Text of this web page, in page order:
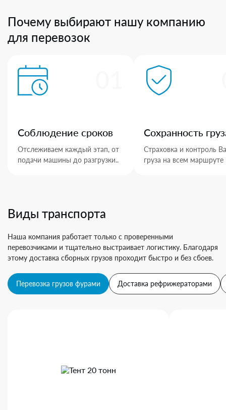
Почему выбирают нашу компанию
для перевозок
Соблюдение сроков
Отслеживаем каждый этап, от
подачи машины до разгрузки..
Сохранность
Страховка и контроль
груза на всем маршруте
Виды транспорта
Наша компания работает только с проверенными
перевозчиками и тщательно выстраивает логистику. Благодаря
этому доставка сборных грузов проходит быстро и без сбоев.
Перевозка грузов фурами Доставка рефрижераторами